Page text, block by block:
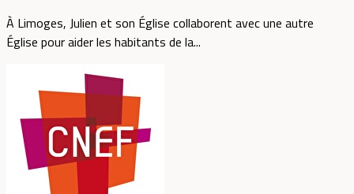
À Limoges, Julien et son Église collaborent avec une autre
Église pour aider les habitants de la...